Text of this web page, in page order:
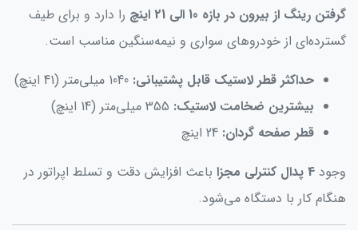
گرفتن رینگ از بیرون در بازه 10 الی 21 اینچ
را دارد و برای طیف
گسترده‌ای از خودروهای سواری و نیمه‌سنگین مناسب است.
حداکثر قطر لاستیک قابل پشتیبانی:
بیشترین ضخامت لاستیک:
قطر صفحه گردان:
وجود 4 پدال کنترلی مجزا
باعث افزایش دقت و تسلط اپراتور در
هنگام کار با دستگاه می‌شود.